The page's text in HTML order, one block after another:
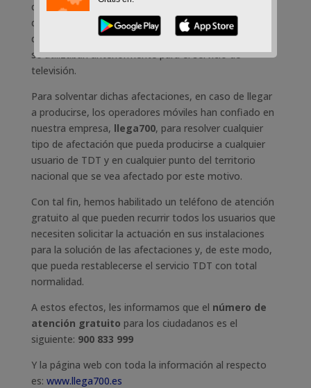
de frecuencia puede conllevar la aparición de
determinadas afectaciones en la recepción de la señal
de TDT de los usuarios de su localidad, debido a que
se utilizaban anteriormente para el servicio de
televisión.
Para solventar dichas afectaciones, en caso de llegar
a producirse, los operadores móviles han confiado en
nuestra empresa, llega700, para resolver cualquier
tipo de afectación que pueda producirse a cualquier
usuario de TDT y en cualquier punto del territorio
nacional que se vea afectado por este motivo.
Con tal fin, hemos habilitado un teléfono de atención
gratuito al que pueden recurrir todos los usuarios que
necesiten solicitar la actuación en sus instalaciones
para la solución de las afectaciones y, de este modo,
que pueda restablecerse el servicio TDT con total
normalidad.
A estos efectos, les informamos que el número de
atención gratuito para los ciudadanos es el
siguiente: 900 833 999
Y la página web con toda la información al respecto
es: www.llega700.es